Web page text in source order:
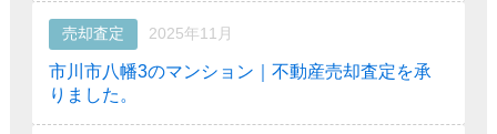
売却査定 2025年11月
市川市八幡3のマンション｜不動産売却査定を承
りました。